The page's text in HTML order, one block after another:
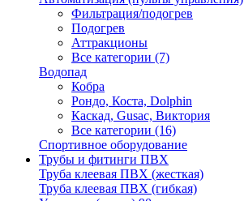
Фильтрация/подогрев
Подогрев
Аттракционы
Все категории (7)
Водопад
Кобра
Рондо, Коста, Dolphin
Каскад, Gusac, Виктория
Все категории (16)
Спортивное оборудование
Трубы и фитинги ПВХ
Труба клеевая ПВХ (жесткая)
Труба клеевая ПВХ (гибкая)